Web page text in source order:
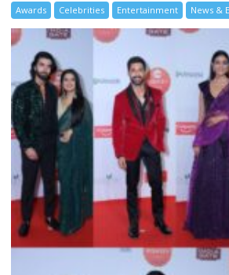
Awards Celebrities Entertainment News &